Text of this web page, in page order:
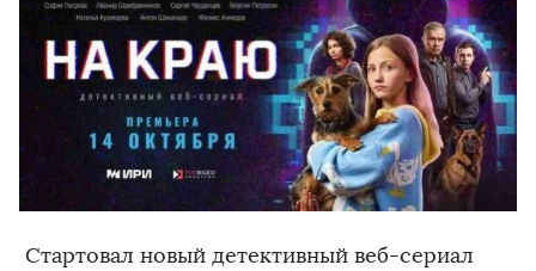
️ Стартовал новый детективный веб-сериал